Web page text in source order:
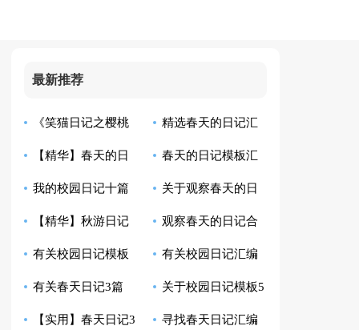
最新推荐
《笑猫日记之樱桃
沟的春天》读后感
精选春天的日记汇
编8篇
【精华】春天的日
记7篇
春天的日记模板汇
编5篇
我的校园日记十篇 关于观察春天的日
记10篇
【精华】秋游日记
范文集合10篇
观察春天的日记合
集八篇
有关校园日记模板
汇编四篇
有关校园日记汇编
10篇
有关春天日记3篇 关于校园日记模板5
篇
【实用】春天日记3 寻找春天日记汇编